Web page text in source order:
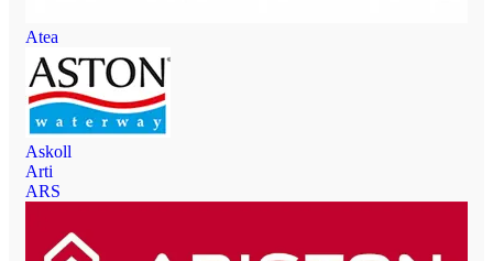
Atea
Askoll
Arti
ARS